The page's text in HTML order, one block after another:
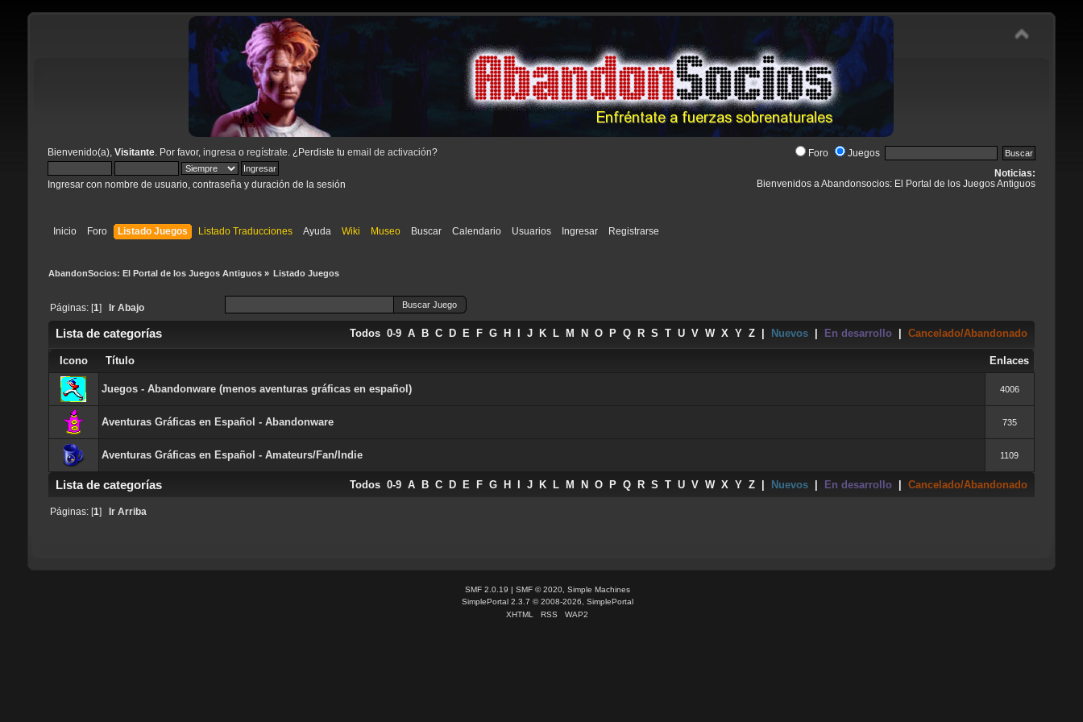
Bienvenido(a), Visitante. Por favor, ingresa o regístrate . ¿Perdiste tu email de activación?
Ingresar con nombre de usuario, contraseña y duración de la sesión
Foro Juegos
Noticias:
Bienvenidos a Abandonsocios: El Portal de los Juegos Antiguos
Inicio Foro Listado Juegos Listado Traducciones Ayuda Wiki Museo Buscar Calendario Usuarios Ingresar Registrarse
AbandonSocios: El Portal de los Juegos Antiguos» Listado Juegos
Páginas: [ 1 Ir Abajo
Lista de categorías Todos 0-9 A B C D E F G H J K L M N O P Q R S T U V W X Y Z| Nuevos| En desarrollo| Cancelado/Abandonado
Icono Título Enlaces
Juegos - Abandonware (menos aventuras gráficas en español) 4006
Aventuras Gráficas en Español - Abandonware 735
Aventuras Gráficas en Español - Amateurs/Fan/Indie 1109
Lista de categorías Todos 0-9 A B C D E F G H J K L M N O P Q R S T U V W X Y Z| Nuevos| En desarrollo| Cancelado/Abandonado
Páginas: [ 1] Ir Arriba
SMF 2.0.19 | SMF © 2020, Simple Machines
SimplePortal 2.3.7 © 2008-2026, SimplePortal
XHTML
RSS WAP2